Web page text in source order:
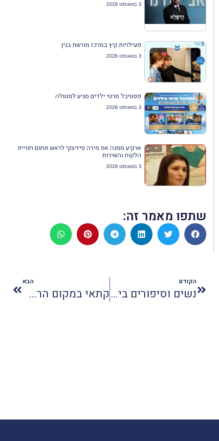
3 באוגוסט 2026
פעילויות קיץ במרכז מורשת בגין
3 באוגוסט 2026
פסטיבל סרטי ילדים מגיע למטולה
3 באוגוסט 2026
ארקיע ממנה את מירה פיזיצקי לראש תחום חוויית
הלקוח והשירות
3 באוגוסט 2026
שתפו מאמר זה:
הקודם
נשים וסיפורים בירושלים - אירוח ביתי בקיץ
הבא
קתאי במקום הראשון בעולם בתחום הבידור